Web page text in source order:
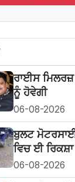
ਰਾਈਸ
ਨੂੰ ਹੋਵੇਗੀ
06-08-2026
ਬੁਲਟ
ਵਿਚ ਈ
06-08-2026